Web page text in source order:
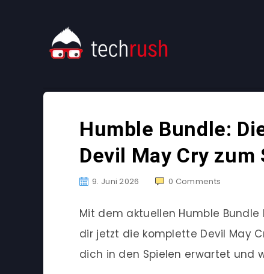
Humble Bundle:
Devil May Cry zum
9. Juni 2026 0 Comments
Mit dem aktuellen Humble
dir jetzt die komplette Devil May
dich in den Spielen erwartet und